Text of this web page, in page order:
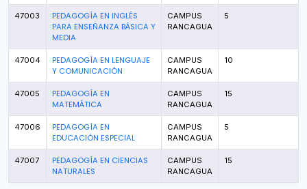
47003
PEDAGOGÍA EN INGLÉS
PARA ENSEÑANZA BÁSICA Y
MEDIA
CAMPUS
RANCAGUA
5
47004
PEDAGOGÍA EN LENGUAJE
Y COMUNICACIÓN
CAMPUS
RANCAGUA
10
47005
PEDAGOGÍA EN
MATEMÁTICA
CAMPUS
RANCAGUA
15
47006
PEDAGOGÍA EN
EDUCACIÓN ESPECIAL
CAMPUS
RANCAGUA
5
47007
PEDAGOGÍA EN CIENCIAS
NATURALES
CAMPUS
RANCAGUA
15